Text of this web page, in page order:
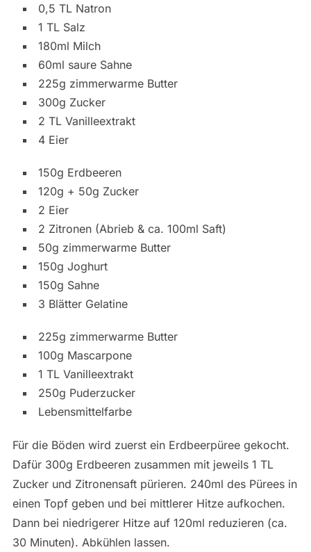
0,5 TL Natron
1 TL Salz
180ml Milch
60ml saure Sahne
225g zimmerwarme Butter
300g Zucker
2 TL Vanilleextrakt
4 Eier
150g Erdbeeren
120g + 50g Zucker
2 Eier
2 Zitronen (Abrieb & ca. 100ml Saft)
50g zimmerwarme Butter
150g Joghurt
150g Sahne
3 Blätter Gelatine
225g zimmerwarme Butter
100g Mascarpone
1 TL Vanilleextrakt
250g Puderzucker
Lebensmittelfarbe
Für die Böden wird zuerst ein Erdbeerpüree gekocht.
Dafür 300g Erdbeeren zusammen mit jeweils 1 TL
Zucker und Zitronensaft pürieren. 240ml des Pürees in
einen Topf geben und bei mittlerer Hitze aufkochen.
Dann bei niedrigerer Hitze auf 120ml reduzieren (ca.
30 Minuten). Abkühlen lassen.